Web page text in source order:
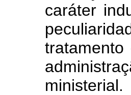
caráter
ministerial.